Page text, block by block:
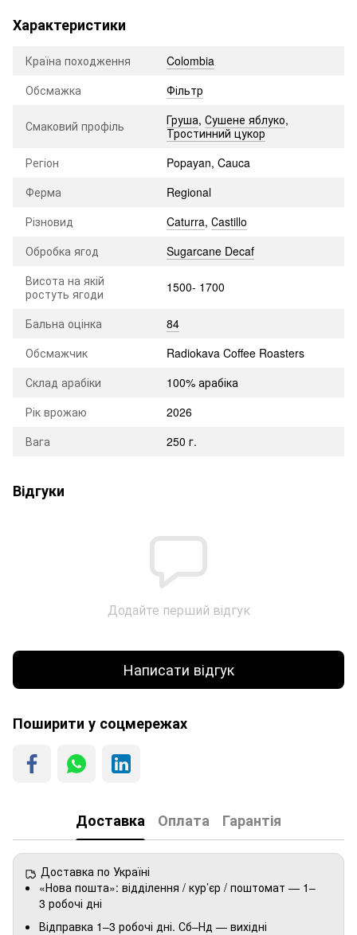
Характеристики
Країна походження
Colombia
Обсмажка
Фільтр
Смаковий профіль Груша, Сушене яблуко,
Тростинний цукор
Регіон
Popayan, Cauca
Ферма
Regional
Різновид
Caturra, Сastillo
Обробка ягод
Sugarcane Decaf
Висота на якій
ростуть ягоди
1500- 1700
Бальна оцінка
84
Обсмажчик
Radiokava Coffee Roasters
Склад арабіки
100% арабіка
Рік врожаю
2026
Вага
250 г.
Відгуки
Додайте перший відгук
Написати відгук
Поширити у соцмережах
Доставка Оплата Гарантія
Доставка по Україні
«Нова пошта»: відділення / кур’єр / поштомат — 1–
3 робочі дні
Відправка 1–3 робочі дні. Сб–Нд — вихідні